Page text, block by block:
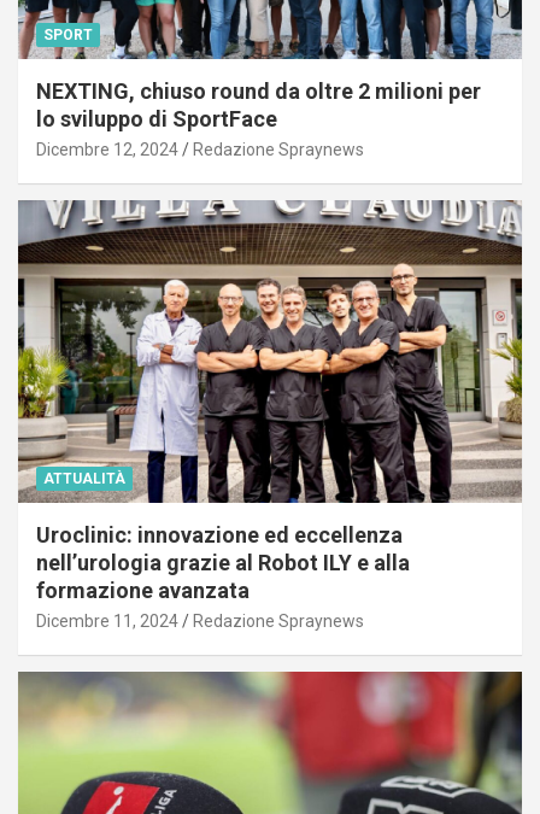
SPORT
NEXTING, chiuso round da oltre 2 milioni per
lo sviluppo di SportFace
Dicembre 12, 2024 Redazione Spraynews
ATTUALITÀ
Uroclinic: innovazione ed eccellenza
nell’urologia grazie al Robot ILY e alla
formazione avanzata
Dicembre 11, 2024 Redazione Spraynews